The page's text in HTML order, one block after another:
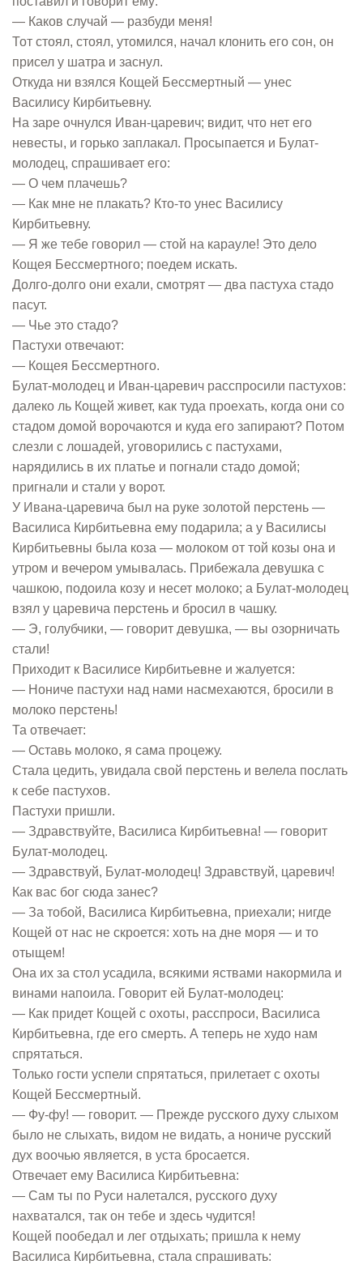
— Каков случай — разбуди меня!
Тот стоял, стоял, утомился, начал клонить его сон, он
присел у шатра и заснул.
Откуда ни взялся Кощей Бессмертный — унес
Василису Кирбитьевну.
На заре очнулся Иван-царевич; видит, что нет его
невесты, и горько заплакал. Просыпается и Булат-
молодец, спрашивает его:
— О чем плачешь?
— Как мне не плакать? Кто-то унес Василису
Кирбитьевну.
— Я же тебе говорил — стой на карауле! Это дело
Кощея Бессмертного; поедем искать.
Долго-долго они ехали, смотрят — два пастуха стадо
пасут.
— Чье это стадо?
Пастухи отвечают:
— Кощея Бессмертного.
Булат-молодец и Иван-царевич расспросили пастухов:
далеко ль Кощей живет, как туда проехать, когда они со
стадом домой ворочаются и куда его запирают? Потом
слезли с лошадей, уговорились с пастухами,
нарядились в их платье и погнали стадо домой;
пригнали и стали у ворот.
У Ивана-царевича был на руке золотой перстень —
Василиса Кирбитьевна ему подарила; а у Василисы
Кирбитьевны была коза — молоком от той козы она и
утром и вечером умывалась. Прибежала девушка с
чашкою, подоила козу и несет молоко; а Булат-молодец
взял у царевича перстень и бросил в чашку.
— Э, голубчики, — говорит девушка, — вы озорничать
стали!
Приходит к Василисе Кирбитьевне и жалуется:
— Нониче пастухи над нами насмехаются, бросили в
молоко перстень!
Та отвечает:
— Оставь молоко, я сама процежу.
Стала цедить, увидала свой перстень и велела послать
к себе пастухов.
Пастухи пришли.
— Здравствуйте, Василиса Кирбитьевна! — говорит
Булат-молодец.
— Здравствуй, Булат-молодец! Здравствуй, царевич!
Как вас бог сюда занес?
— За тобой, Василиса Кирбитьевна, приехали; нигде
Кощей от нас не скроется: хоть на дне моря — и то
отыщем!
Она их за стол усадила, всякими яствами накормила и
винами напоила. Говорит ей Булат-молодец:
— Как придет Кощей с охоты, расспроси, Василиса
Кирбитьевна, где его смерть. А теперь не худо нам
спрятаться.
Только гости успели спрятаться, прилетает с охоты
Кощей Бессмертный.
— Фу-фу! — говорит. — Прежде русского духу слыхом
было не слыхать, видом не видать, а нониче русский
дух воочью является, в уста бросается.
Отвечает ему Василиса Кирбитьевна:
— Сам ты по Руси налетался, русского духу
нахватался, так он тебе и здесь чудится!
Кощей пообедал и лег отдыхать; пришла к нему
Василиса Кирбитьевна, стала спрашивать: